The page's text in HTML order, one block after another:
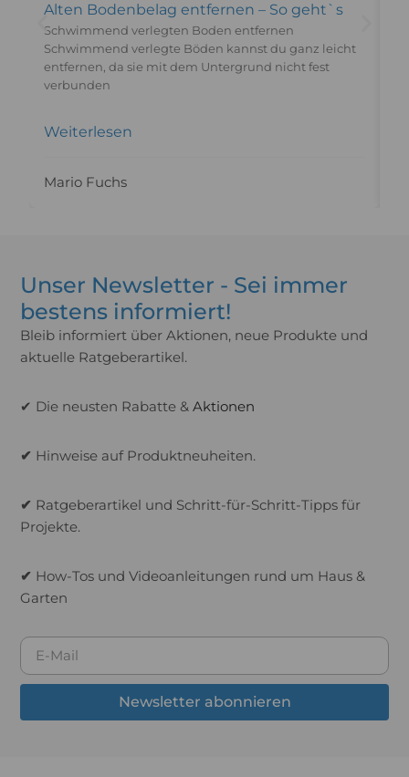
Alten Bodenbelag entfernen – So geht`s
Schwimmend verlegten Boden entfernen
Schwimmend verlegte Böden kannst du ganz leicht
entfernen, da sie mit dem Untergrund nicht fest
verbunden
Weiterlesen
Mario Fuchs
Unser Newsletter - Sei immer
bestens informiert!
Bleib informiert über Aktionen, neue Produkte und
aktuelle Ratgeberartikel.
✔ Die neusten Rabatte &Aktionen
✔ Hinweise auf Produktneuheiten.
✔ Ratgeberartikel und Schritt-für-Schritt-Tipps für
Projekte.
✔ How-Tos und Videoanleitungen rund um Haus &
Garten
Newsletter abonnieren